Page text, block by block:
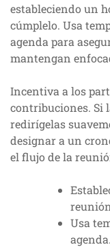
estableciendo un
cúmplelo. Usa
agenda para
mantengan
Incentiva a los
contribuciones. Si
redirígelas
designar a un
el flujo de la
Usa
agenda.